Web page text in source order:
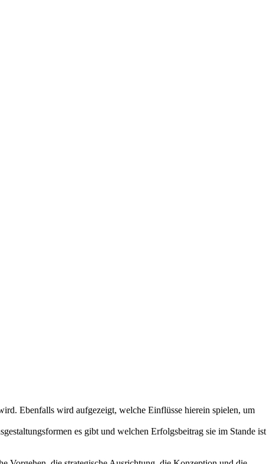
Ebenfalls wird aufgezeigt, welche Einflüsse hierein spielen, um
es gibt und welchen Erfolgsbeitrag sie im Stande ist